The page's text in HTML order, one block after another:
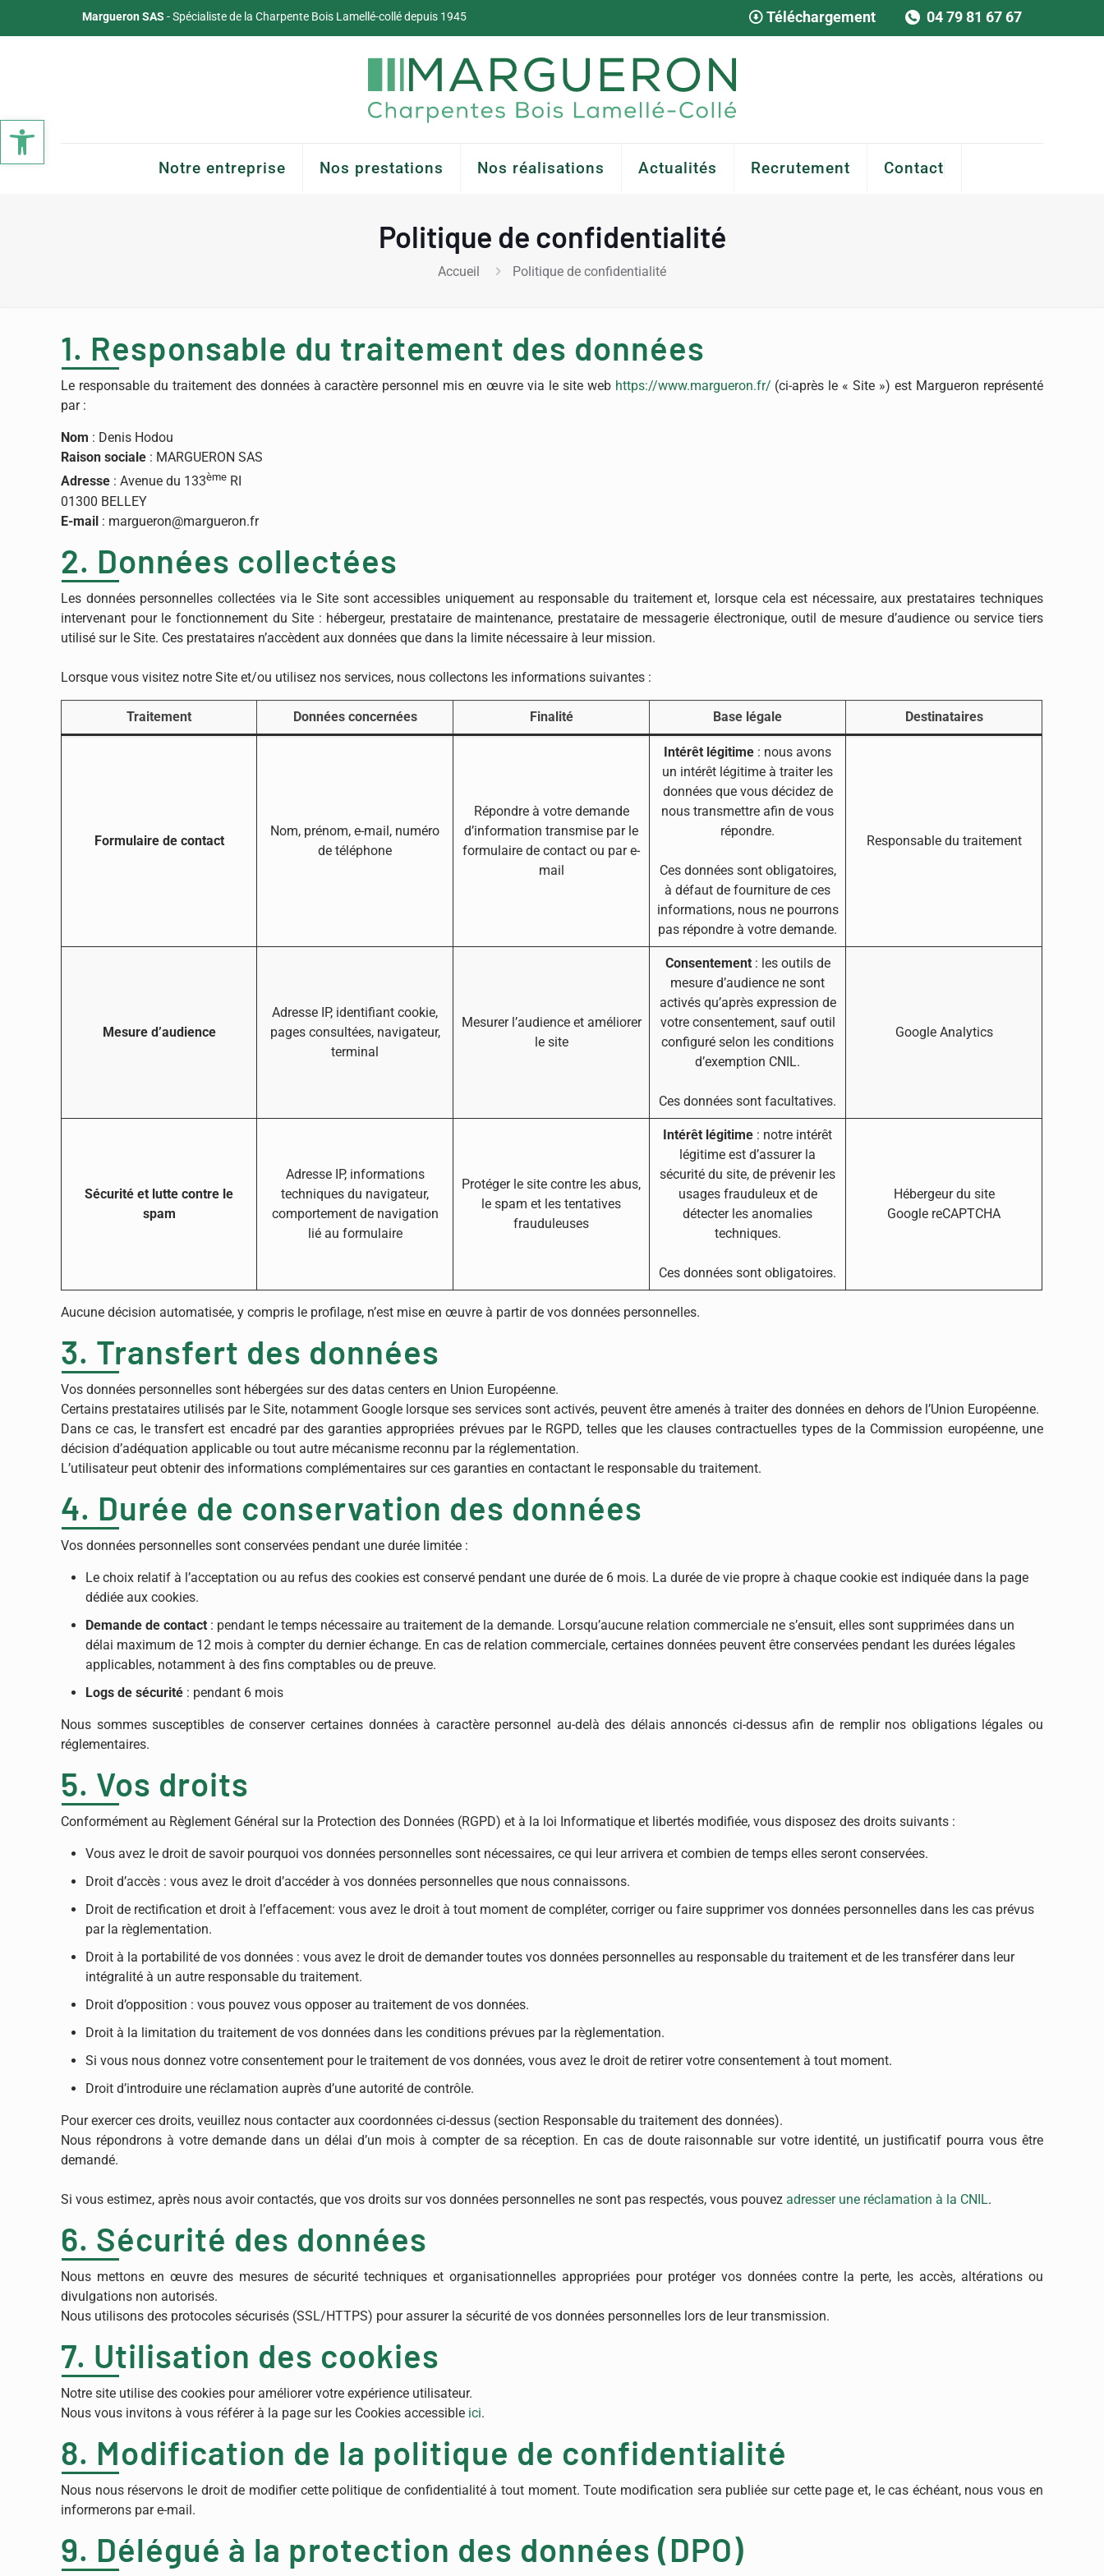
Ouvrir la barre d’outils
Margueron SAS - Spécialiste de la Charpente Bois Lamellé-collé depuis 1945 Téléchargement 04 79 81 67 67
Notre entreprise Nos prestations Nos réalisations Actualités Recrutement Contact
Politique de confidentialité
Accueil Politique de confidentialité
1. Responsable du traitement des données
Le responsable du traitement des données à caractère personnel mis en œuvre via le site web https://www.margueron.fr/ (ci-après le « Site ») est Margueron représenté
par :
Nom : Denis Hodou
Raison sociale : MARGUERON SAS
Adresse : Avenue du 133ème RI
01300 BELLEY
E-mail : margueron@margueron.fr
2. Données collectées
Les données personnelles collectées via le Site sont accessibles uniquement au responsable du traitement et, lorsque cela est nécessaire, aux prestataires techniques
intervenant pour le fonctionnement du Site : hébergeur, prestataire de maintenance, prestataire de messagerie électronique, outil de mesure d’audience ou service tiers
utilisé sur le Site. Ces prestataires n’accèdent aux données que dans la limite nécessaire à leur mission.
Lorsque vous visitez notre Site et/ou utilisez nos services, nous collectons les informations suivantes :
Traitement Données concernées Finalité Base légale Destinataires
Formulaire de contact
Nom, prénom, e-mail, numéro
de téléphone
Répondre à votre demande
d’information transmise par le
formulaire de contact ou par e-
mail
Intérêt légitime : nous avons
un intérêt légitime à traiter les
données que vous décidez de
nous transmettre afin de vous
répondre.
Ces données sont obligatoires,
à défaut de fourniture de ces
informations, nous ne pourrons
pas répondre à votre demande.
Responsable du traitement
Mesure d’audience
Adresse IP, identifiant cookie,
pages consultées, navigateur,
terminal
Mesurer l’audience et améliorer
le site
Consentement: les outils de
mesure d’audience ne sont
activés qu’après expression de
votre consentement, sauf outil
configuré selon les conditions
d’exemption CNIL.
Ces données sont facultatives.
Google Analytics
Sécurité et lutte contre le
spam
Adresse IP, informations
techniques du navigateur,
comportement de navigation
lié au formulaire
Protéger le site contre les abus,
le spam et les tentatives
frauduleuses
Intérêt légitime : notre intérêt
légitime est d’assurer la
sécurité du site, de prévenir les
usages frauduleux et de
détecter les anomalies
techniques.
Ces données sont obligatoires.
Hébergeur du site
Google reCAPTCHA
Aucune décision automatisée, y compris le profilage, n’est mise en œuvre à partir de vos données personnelles.
3. Transfert des données
Vos données personnelles sont hébergées sur des datas centers en Union Européenne.
Certains prestataires utilisés par le Site, notamment Google lorsque ses services sont activés, peuvent être amenés à traiter des données en dehors de l’Union Européenne.
Dans ce cas, le transfert est encadré par des garanties appropriées prévues par le RGPD, telles que les clauses contractuelles types de la Commission européenne, une
décision d’adéquation applicable ou tout autre mécanisme reconnu par la réglementation.
L’utilisateur peut obtenir des informations complémentaires sur ces garanties en contactant le responsable du traitement.
4. Durée de conservation des données
Vos données personnelles sont conservées pendant une durée limitée :
Le choix relatif à l’acceptation ou au refus des cookies est conservé pendant une durée de 6 mois. La durée de vie propre à chaque cookie est indiquée dans la page
dédiée aux cookies.
Demande de contact : pendant le temps nécessaire au traitement de la demande. Lorsqu’aucune relation commerciale ne s’ensuit, elles sont supprimées dans un
délai maximum de 12 mois à compter du dernier échange. En cas de relation commerciale, certaines données peuvent être conservées pendant les durées légales
applicables, notamment à des fins comptables ou de preuve.
Logs de sécurité : pendant 6 mois
Nous sommes susceptibles de conserver certaines données à caractère personnel au-delà des délais annoncés ci-dessus afin de remplir nos obligations légales ou
réglementaires.
5. Vos droits
Conformément au Règlement Général sur la Protection des Données (RGPD) et à la loi Informatique et libertés modifiée, vous disposez des droits suivants :
Vous avez le droit de savoir pourquoi vos données personnelles sont nécessaires, ce qui leur arrivera et combien de temps elles seront conservées.
Droit d’accès : vous avez le droit d’accéder à vos données personnelles que nous connaissons.
Droit de rectification et droit à l’effacement: vous avez le droit à tout moment de compléter, corriger ou faire supprimer vos données personnelles dans les cas prévus
par la règlementation.
Droit à la portabilité de vos données : vous avez le droit de demander toutes vos données personnelles au responsable du traitement et de les transférer dans leur
intégralité à un autre responsable du traitement.
Droit d’opposition : vous pouvez vous opposer au traitement de vos données.
Droit à la limitation du traitement de vos données dans les conditions prévues par la règlementation.
Si vous nous donnez votre consentement pour le traitement de vos données, vous avez le droit de retirer votre consentement à tout moment.
Droit d’introduire une réclamation auprès d’une autorité de contrôle.
Pour exercer ces droits, veuillez nous contacter aux coordonnées ci-dessus (section Responsable du traitement des données).
Nous répondrons à votre demande dans un délai d’un mois à compter de sa réception. En cas de doute raisonnable sur votre identité, un justificatif pourra vous être
demandé.
Si vous estimez, après nous avoir contactés, que vos droits sur vos données personnelles ne sont pas respectés, vous pouvezadresser une réclamation à la CNIL.
6. Sécurité des données
Nous mettons en œuvre des mesures de sécurité techniques et organisationnelles appropriées pour protéger vos données contre la perte, les accès, altérations ou
divulgations non autorisés.
Nous utilisons des protocoles sécurisés (SSL/HTTPS) pour assurer la sécurité de vos données personnelles lors de leur transmission.
7. Utilisation des cookies
Notre site utilise des cookies pour améliorer votre expérience utilisateur.
Nous vous invitons à vous référer à la page sur les Cookies accessible ici.
8. Modification de la politique de confidentialité
Nous nous réservons le droit de modifier cette politique de confidentialité à tout moment. Toute modification sera publiée sur cette page et, le cas échéant, nous vous en
informerons par e-mail.
9. Délégué à la protection des données (DPO)